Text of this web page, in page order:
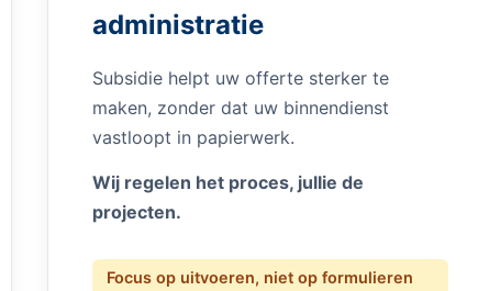
administratie
Subsidie helpt uw offerte sterker te
maken, zonder dat uw binnendienst
vastloopt in papierwerk.
Wij regelen het proces, jullie de
projecten.
Focus op uitvoeren, niet op formulieren